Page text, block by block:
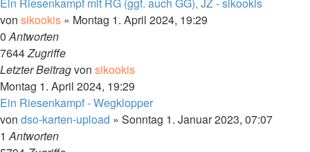
von sikookis » Montag 1. April 2024, 19:29
0Antworten
7644Zugriffe
Letzter Beitragvon sikookis
Montag 1. April 2024, 19:29
Ein Riesenkampf - Wegklopper
von dso-karten-upload » Sonntag 1. Januar 2023, 07:07
1Antworten